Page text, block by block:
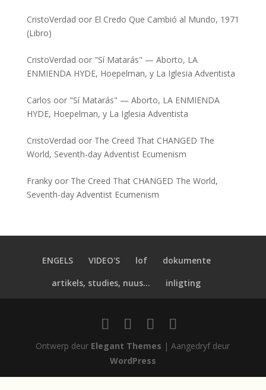
CristoVerdad oor El Credo Que Cambió al Mundo, 1971
(Libro)
CristoVerdad oor "Sí Matarás" — Aborto, LA
ENMIENDA HYDE, Hoepelman, y La Iglesia Adventista
Carlos oor "Sí Matarás" — Aborto, LA ENMIENDA
HYDE, Hoepelman, y La Iglesia Adventista
CristoVerdad oor The Creed That CHANGED The
World, Seventh-day Adventist Ecumenism
Frankyoor The Creed That CHANGED The World,
Seventh-day Adventist Ecumenism
ENGELS VIDEO'S lof
dokumente
artikels, studies, nuus...
inligting
Ontwerp deur Elegant Themes | Aangedryf deur
WordPress